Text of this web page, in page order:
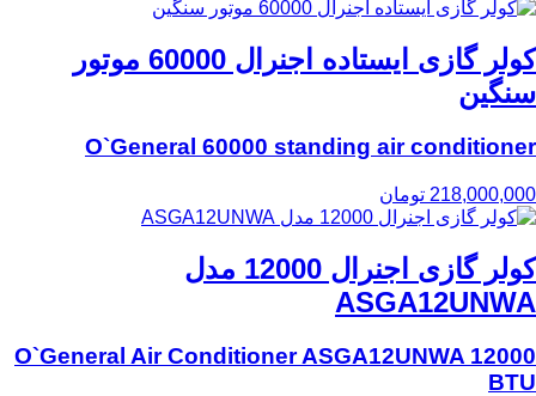
کولر گازی ایستاده اجنرال 60000 موتور
سنگین
O`General 60000 standing air conditioner
218,000,000 تومان
کولر گازی‌ اجنرال 12000 مدل
ASGA12UNWA
O`General Air Conditioner ASGA12UNWA 12000
BTU